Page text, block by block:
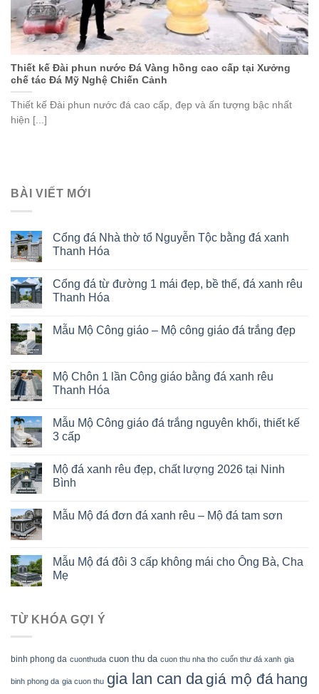
Thiết kế Đài phun nước Đá Vàng hồng cao cấp tại Xưởng
chế tác Đá Mỹ Nghệ Chiến Cảnh
Thiết kế Đài phun nước đá cao cấp, đẹp và ấn tượng bậc nhất
hiện [...]
BÀI VIẾT MỚI
Cổng đá Nhà thờ tổ Nguyễn Tộc bằng đá xanh
Thanh Hóa
Cổng đá từ đường 1 mái đẹp, bề thế, đá xanh rêu
Thanh Hóa
Mẫu Mộ Công giáo – Mộ công giáo đá trắng đẹp
Mộ Chôn 1 lần Công giáo bằng đá xanh rêu
Thanh Hóa
Mẫu Mộ Công giáo đá trắng nguyên khối, thiết kế
3 cấp
Mộ đá xanh rêu đẹp, chất lượng 2026 tại Ninh
Bình
Mẫu Mộ đá đơn đá xanh rêu – Mộ đá tam sơn
Mẫu Mộ đá đôi 3 cấp không mái cho Ông Bà, Cha
Mẹ
TỪ KHÓA GỢI Ý
binh phong da cuonthuda cuon thu da cuon thu nha tho cuốn thư đá xanh gia
binh phong da gia cuon thu gia lan can dagiá mộ đá hang